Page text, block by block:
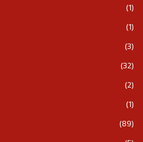
(1)
(1)
(3)
(32)
(2)
(1)
(89)